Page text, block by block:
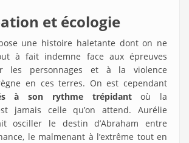
et écologie
une histoire haletante dont on ne
à fait indemne face aux épreuves
les personnages et à la violence
en ces terres. On est cependant
à son rythme trépidantoù la
jamais celle qu’on attend. Aurélie
osciller le destin d’Abraham entre
le malmenant à l’extrême tout en